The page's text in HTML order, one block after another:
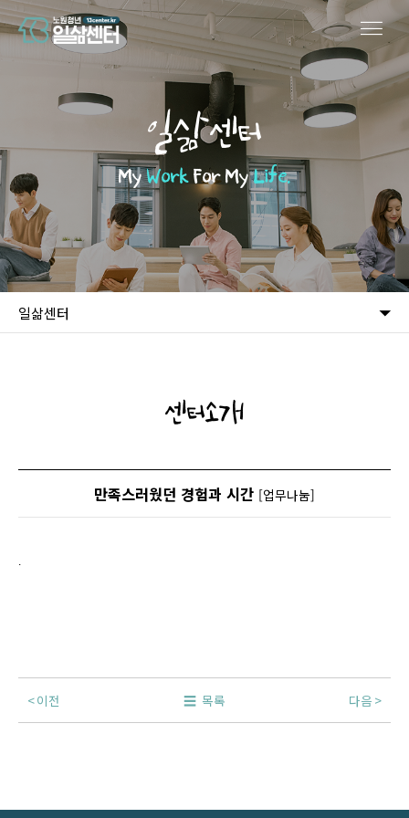
일삶센터
MyWorkFor MyLife.
일삶센터
센터소개
만족스러웠던 경험과 시간 [업무나눔]
.
이전 목록 다음